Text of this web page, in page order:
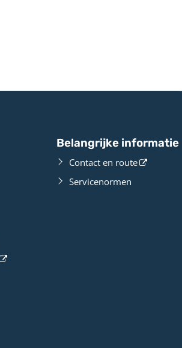
Belangrijke informatie
Contact en route
Servicenormen